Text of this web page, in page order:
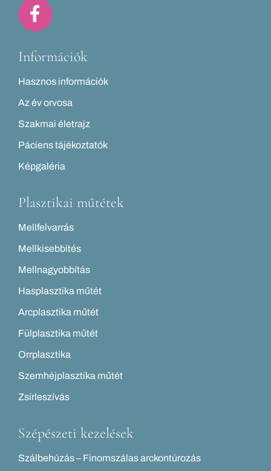
Információk
Hasznos információk
Az év orvosa
Szakmai életrajz
Páciens tájékoztatók
Képgaléria
Plasztikai műtétek
Mellfelvarrás
Mellkisebbítés
Mellnagyobbítás
Hasplasztika műtét
Arcplasztika műtét
Fülplasztika műtét
Orrplasztika
Szemhéjplasztika műtét
Zsírleszívás
Szépészeti kezelések
Szálbehúzás – Finomszálas arckontúrozás